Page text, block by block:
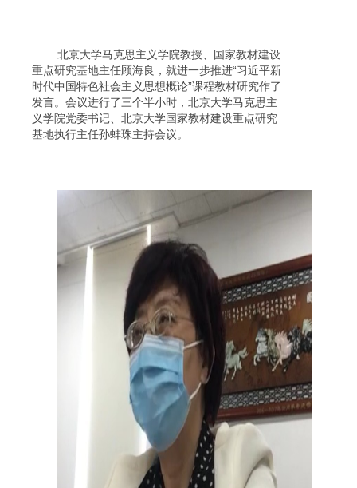
北京大学马克思主义学院教授、国家教材建设
重点研究基地主任顾海良，就进一步推进“习近平新
时代中国特色社会主义思想概论”课程教材研究作了
发言。会议进行了三个半小时，北京大学马克思主
义学院党委书记、北京大学国家教材建设重点研究
基地执行主任孙蚌珠主持会议。